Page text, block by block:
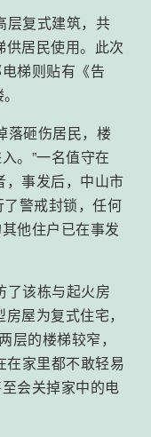
复式建筑，共
居民使用。此次
梯则贴有《告
落砸伤居民，楼
。”一名值守在
事发后，中山市
警戒封锁，任何
他住户已在事发
该栋与起火房
屋为复式住宅，
层的楼梯较窄，
在家里都不敢轻易
会关掉家中的电